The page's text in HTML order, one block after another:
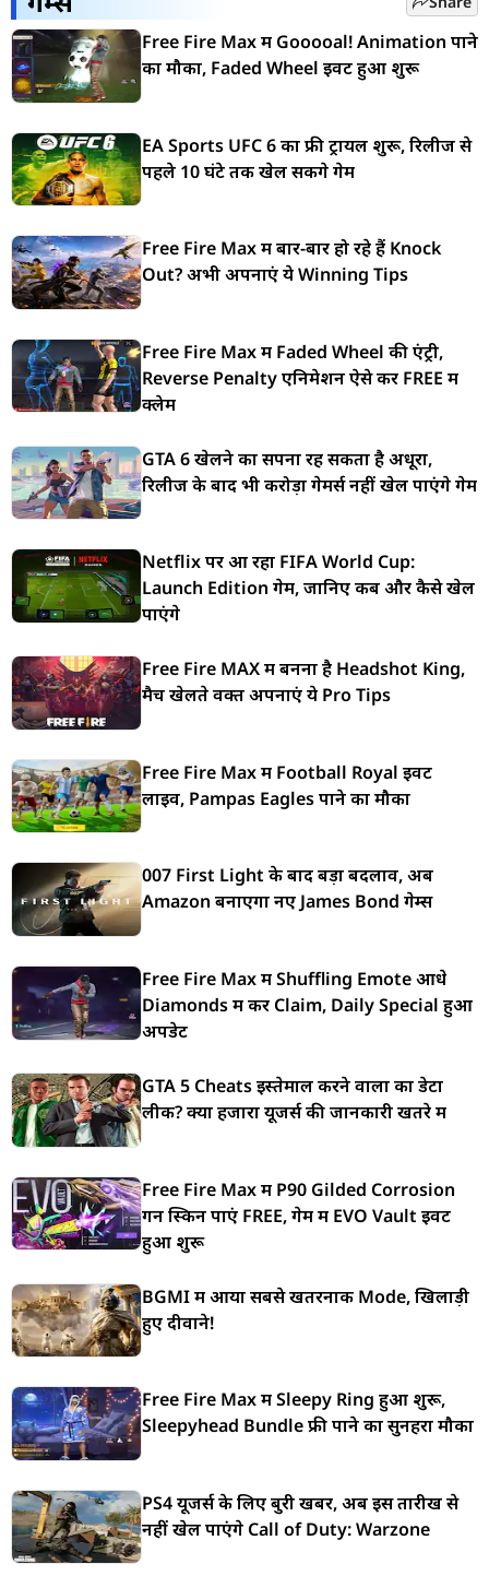
Free Fire Max में Gooooal! Animation पाने
का मौका, Faded Wheel इवेंट हुआ शुरू
EA Sports UFC 6 का फ्री ट्रायल शुरू, रिलीज से
पहले 10 घंटे तक खेल सकेंगे गेम
Free Fire Max में बार-बार हो रहे हैं Knock
Out? अभी अपनाएं ये Winning Tips
Free Fire Max में Faded Wheel की एंट्री,
Reverse Penalty एनिमेशन ऐसे करें FREE में
क्लेम
GTA 6 खेलने का सपना रह सकता है अधूरा,
रिलीज के बाद भी करोड़ों गेमर्स नहीं खेल पाएंगे गेम
Netflix पर आ रहा FIFA World Cup:
Launch Edition गेम, जानिए कब और कैसे खेल
पाएंगे
Free Fire MAX में बनना है Headshot King,
मैच खेलते वक्त अपनाएं ये Pro Tips
Free Fire Max में Football Royal इवेंट
लाइव, Pampas Eagles पाने का मौका
007 First Light के बाद बड़ा बदलाव, अब
Amazon बनाएगा नए James Bond गेम्स
Free Fire Max में Shuffling Emote आधे
Diamonds में करें Claim, Daily Special हुआ
अपडेट
GTA 5 Cheats इस्तेमाल करने वालों का डेटा
लीक? क्या हजारों यूजर्स की जानकारी खतरे में
Free Fire Max में P90 Gilded Corrosion
गन स्किन पाएं FREE, गेम में EVO Vault इवेंट
हुआ शुरू
BGMI में आया सबसे खतरनाक Mode, खिलाड़ी
हुए दीवाने!
Free Fire Max में Sleepy Ring हुआ शुरू,
Sleepyhead Bundle फ्री पाने का सुनहरा मौका
PS4 यूजर्स के लिए बुरी खबर, अब इस तारीख से
नहीं खेल पाएंगे Call of Duty: Warzone